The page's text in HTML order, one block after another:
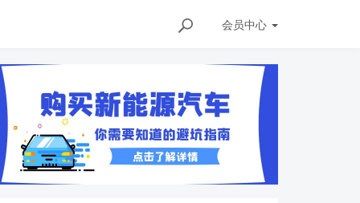
会员中心